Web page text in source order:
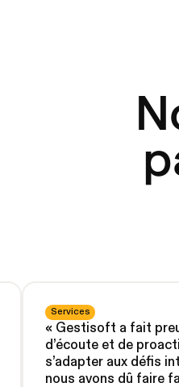
Services
« Gestisoft a fait
d’écoute et de
s’adapter aux défis
nous avons dû faire